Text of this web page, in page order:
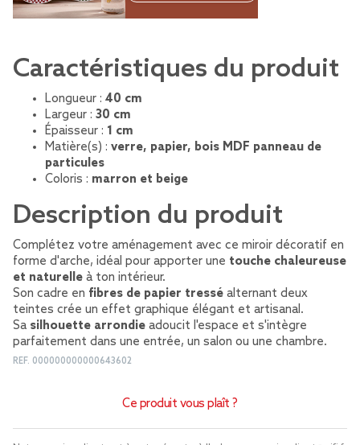
Caractéristiques du produit
Longueur : 40 cm
Largeur : 30 cm
Épaisseur : 1 cm
Matière(s) : verre, papier, bois MDF panneau de
particules
Coloris : marron et beige
Description du produit
Complétez votre aménagement avec ce miroir décoratif en
forme d'arche, idéal pour apporter une touche chaleureuse
et naturelle à ton intérieur.
Son cadre en fibres de papier tressé alternant deux
teintes crée un effet graphique élégant et artisanal.
Sa silhouette arrondie adoucit l'espace et s'intègre
parfaitement dans une entrée, un salon ou une chambre.
REF. 000000000000643602
Ce produit vous plaît ?